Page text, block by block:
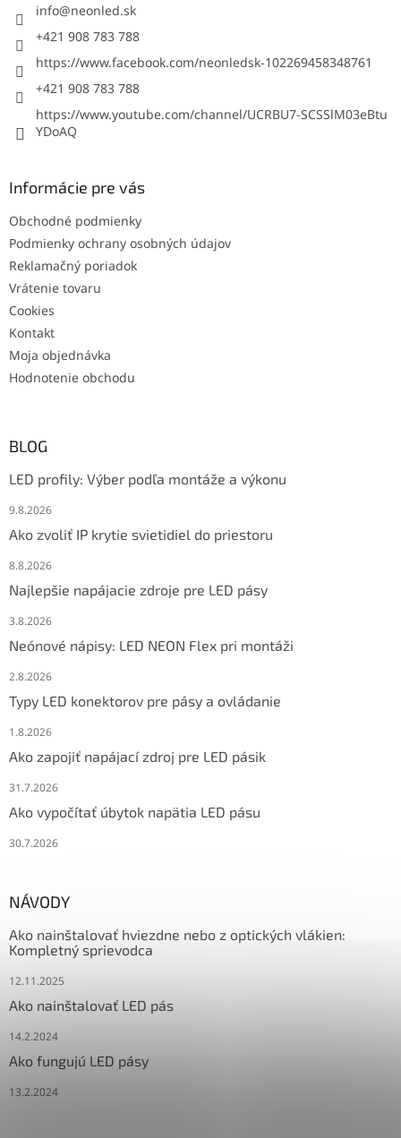
info@neonled.sk
+421 908 783 788
https://www.facebook.com/neonledsk-102269458348761
+421 908 783 788
https://www.youtube.com/channel/UCRBU7-SCSSlM03eBtu
YDoAQ
Informácie pre vás
Obchodné podmienky
Podmienky ochrany osobných údajov
Reklamačný poriadok
Vrátenie tovaru
Cookies
Kontakt
Moja objednávka
Hodnotenie obchodu
BLOG
LED profily: Výber podľa montáže a výkonu
9.8.2026
Ako zvoliť IP krytie svietidiel do priestoru
8.8.2026
Najlepšie napájacie zdroje pre LED pásy
3.8.2026
Neónové nápisy: LED NEON Flex pri montáži
2.8.2026
Typy LED konektorov pre pásy a ovládanie
1.8.2026
Ako zapojiť napájací zdroj pre LED pásik
31.7.2026
Ako vypočítať úbytok napätia LED pásu
30.7.2026
NÁVODY
Ako nainštalovať hviezdne nebo z optických vlákien:
Kompletný sprievodca
12.11.2025
Ako nainštalovať LED pás
14.2.2024
Ako fungujú LED pásy
13.2.2024